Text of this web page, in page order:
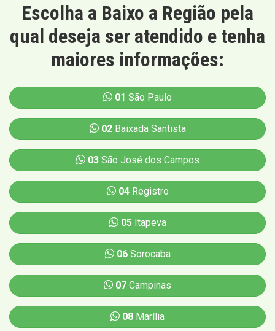
Escolha a Baixo a Região pela
qual deseja ser atendido e tenha
maiores informações:
01 São Paulo
02Baixada Santista
03São José dos Campos
04Registro
05Itapeva
06Sorocaba
07 Campinas
08 Marília